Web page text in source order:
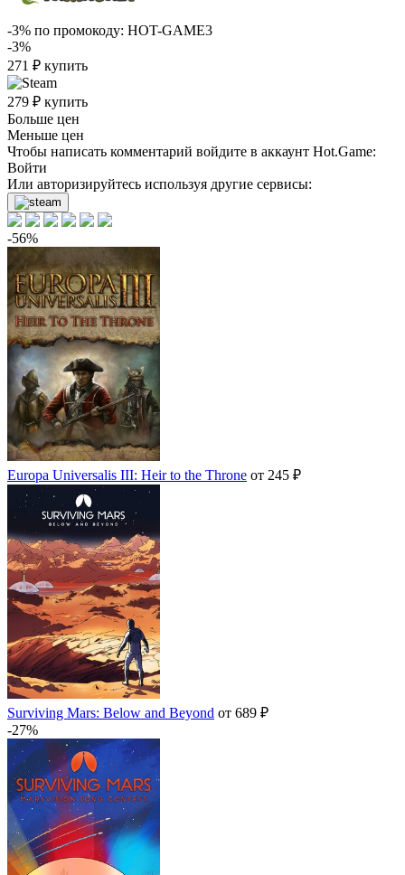
-3% по промокоду: HOT-GAME3
-3%
271 ₽ купить
279 ₽ купить
Больше цен
Меньше цен
Чтобы написать комментарий войдите в аккаунт Hot.Game:
Войти
Или авторизируйтесь используя другие сервисы:
-56%
Europa Universalis III: Heir to the Throne от 245 ₽
Surviving Mars: Below and Beyond от 689 ₽
-27%